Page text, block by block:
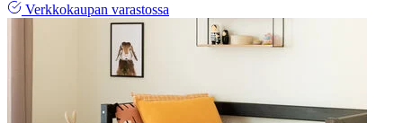
Verkkokaupan varastossa